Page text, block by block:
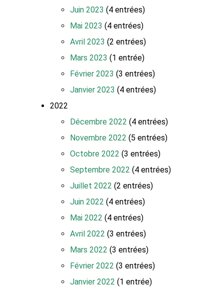
Juin 2023 (4 entrées)
Mai 2023 (4 entrées)
Avril 2023 (2 entrées)
Mars 2023 (1 entrée)
Février 2023 (3 entrées)
Janvier 2023 (4 entrées)
2022
Décembre 2022 (4 entrées)
Novembre 2022 (5 entrées)
Octobre 2022 (3 entrées)
Septembre 2022 (4 entrées)
Juillet 2022 (2 entrées)
Juin 2022 (4 entrées)
Mai 2022 (4 entrées)
Avril 2022 (3 entrées)
Mars 2022 (3 entrées)
Février 2022 (3 entrées)
Janvier 2022 (1 entrée)